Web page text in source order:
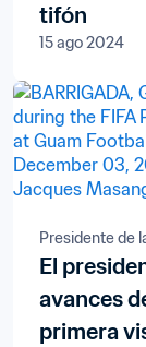
tifón
15 ago 2024
Presidente de
El
avances
primera